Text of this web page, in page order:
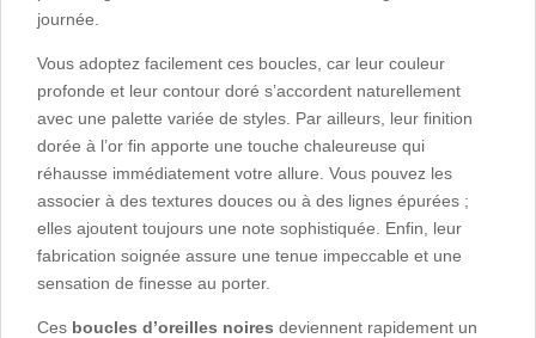
journée.
Vous adoptez facilement ces boucles, car leur couleur
profonde et leur contour doré s’accordent naturellement
avec une palette variée de styles. Par ailleurs, leur finition
dorée à l’or fin apporte une touche chaleureuse qui
réhausse immédiatement votre allure. Vous pouvez les
associer à des textures douces ou à des lignes épurées ;
elles ajoutent toujours une note sophistiquée. Enfin, leur
fabrication soignée assure une tenue impeccable et une
sensation de finesse au porter.
Ces boucles d’oreilles noires deviennent rapidement un